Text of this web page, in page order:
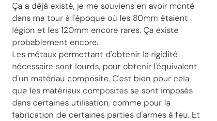
Ça a déjà existé, je me souviens en avoir monté
dans ma tour à l'époque où les 80mm étaient
légion et les 120mm encore rares. Ça existe
probablement encore.
Les métaux permettant d'obtenir la rigidité
nécessaire sont lourds, pour obtenir l'équivalent
d'un matériau composite. C'est bien pour cela
que les matériaux composites se sont imposés
dans certaines utilisation, comme pour la
fabrication de certaines parties d'armes à feu. Et